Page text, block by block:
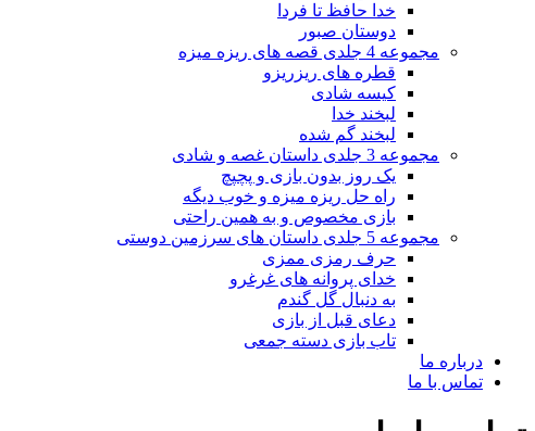
خدا حافظ تا فردا
دوستان صبور
مجموعه 4 جلدی قصه های ریزه میزه
قطره های ریزریزو
کیسه شادی
لبخند خدا
لبخند گم شده
مجموعه 3 جلدی داستان غصه و شادی
یک روز بدون بازی و پچپچ
راه حل ریزه میزه و خوب دیگه
بازی مخصوص و به همین راحتی
مجموعه 5 جلدی داستان های سرزمین دوستی
حرف رمزی ممزی
خدای پروانه های غرغرو
به دنبال گل گندم
دعای قبل از بازی
تاب بازی دسته جمعی
درباره ما
تماس با ما